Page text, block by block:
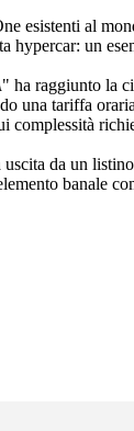
esistenti al
hypercar: un
" ha raggiunto la
una tariffa
complessità
da un
banale